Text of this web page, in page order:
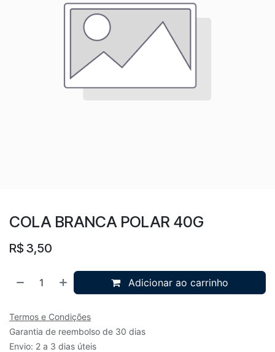
COLA BRANCA POLAR 40G
R$ 3,50
Adicionar ao carrinho
Termos e Condições
Garantia de reembolso de 30 dias
Envio: 2 a 3 dias úteis